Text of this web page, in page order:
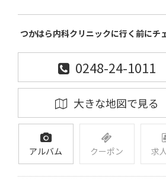
つかはら内科クリニックに行く前にチ
0248-24-1011
大きな地図で見る
アルバム クーポン 求